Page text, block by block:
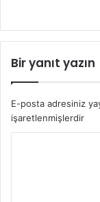
Bir yanıt yazın
E-posta adresiniz
işaretlenmişlerdir